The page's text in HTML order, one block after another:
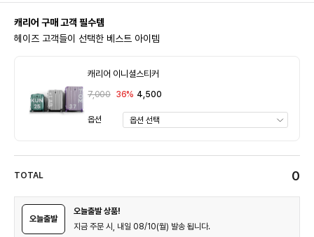
캐리어 구매 고객 필수템
헤이즈 고객들이 선택한 베스트 아이템
캐리어 이니셜스티커
7,000 36% 4,500
옵션
TOTAL 0
오늘출발
오늘출발 상품!
지금 주문 시, 내일 08/10(월) 발송 됩니다.